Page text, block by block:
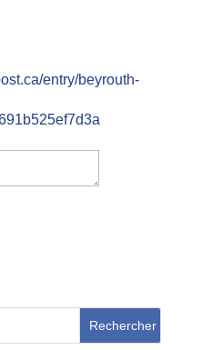
entry/beyrouth-